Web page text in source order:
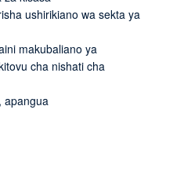
ushirikiano wa sekta ya
makubaliano ya
cha nishati cha
apangua